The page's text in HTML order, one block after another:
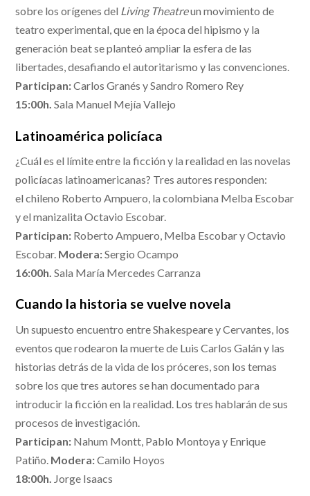
sobre los orígenes del Living Theatreun movimiento de
teatro experimental, que en la época del hipismo y la
generación beat se planteó ampliar la esfera de las
libertades, desafiando el autoritarismo y las convenciones.
Participan:Carlos Granés y Sandro Romero Rey
15:00h.Sala Manuel Mejía Vallejo
Latinoamérica policíaca
¿Cuál es el límite entre la ficción y la realidad en las novelas
policíacas latinoamericanas? Tres autores responden:
el chileno Roberto Ampuero, la colombiana Melba Escobar
y el manizalita Octavio Escobar.
Participan: Roberto Ampuero, Melba Escobar y Octavio
Escobar. Modera:Sergio Ocampo
16:00h.Sala María Mercedes Carranza
Cuando la historia se vuelve novela
Un supuesto encuentro entre Shakespeare y Cervantes, los
eventos que rodearon la muerte de Luis Carlos Galán y las
historias detrás de la vida de los próceres, son los temas
sobre los que tres autores se han documentado para
introducir la ficción en la realidad. Los tres hablarán de sus
procesos de investigación.
Participan: Nahum Montt, Pablo Montoya y Enrique
Patiño. Modera:Camilo Hoyos
18:00h. Jorge Isaacs